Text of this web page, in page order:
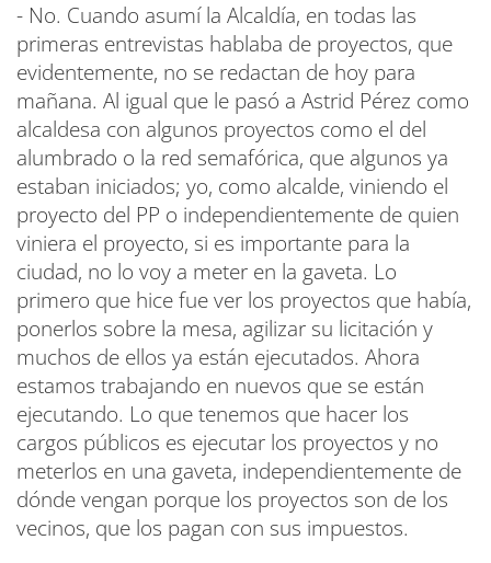
- No. Cuando asumí la Alcaldía, en todas las
primeras entrevistas hablaba de proyectos, que
evidentemente, no se redactan de hoy para
mañana. Al igual que le pasó a Astrid Pérez como
alcaldesa con algunos proyectos como el del
alumbrado o la red semafórica, que algunos ya
estaban iniciados; yo, como alcalde, viniendo el
proyecto del PP o independientemente de quien
viniera el proyecto, si es importante para la
ciudad, no lo voy a meter en la gaveta. Lo
primero que hice fue ver los proyectos que había,
ponerlos sobre la mesa, agilizar su licitación y
muchos de ellos ya están ejecutados. Ahora
estamos trabajando en nuevos que se están
ejecutando. Lo que tenemos que hacer los
cargos públicos es ejecutar los proyectos y no
meterlos en una gaveta, independientemente de
dónde vengan porque los proyectos son de los
vecinos, que los pagan con sus impuestos.